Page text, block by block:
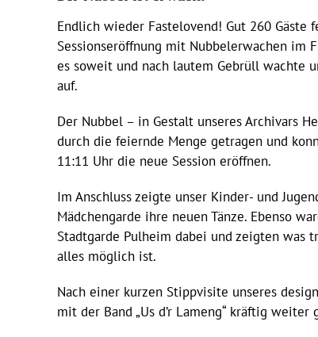
Endlich wieder Fastelovend! Gut 260 Gäste
Sessionseröffnung mit Nubbelerwachen im
es soweit und nach lautem Gebrüll wachte
auf.
Der Nubbel – in Gestalt unseres Archivars
durch die feiernde Menge getragen und
11:11 Uhr die neue Session eröffnen.
Im Anschluss zeigte unser Kinder- und
Mädchengarde ihre neuen Tänze. Ebenso
Stadtgarde Pulheim dabei und zeigten was
alles möglich ist.
Nach einer kurzen Stippvisite unseres
mit der Band „Us d’r Lameng“ kräftig weiter